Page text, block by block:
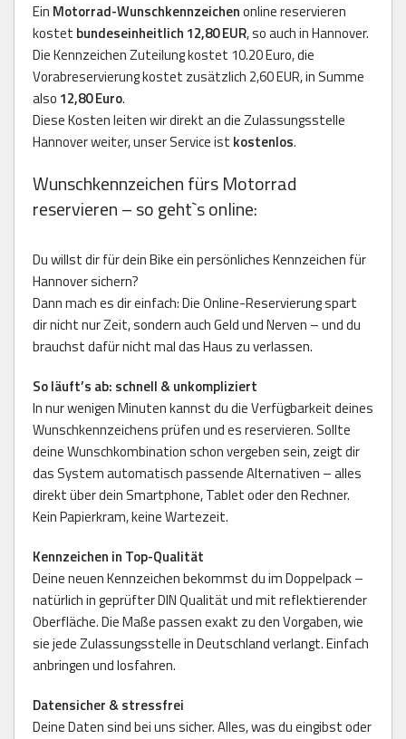
Ein Motorrad-Wunschkennzeichenonline reservieren
kostet bundeseinheitlich 12,80 EUR, so auch in Hannover.
Die Kennzeichen Zuteilung kostet 10.20 Euro, die
Vorabreservierung kostet zusätzlich 2,60 EUR, in Summe
also 12,80 Euro.
Diese Kosten leiten wir direkt an die Zulassungsstelle
Hannover weiter, unser Service ist kostenlos.
Wunschkennzeichen fürs Motorrad
reservieren – so geht`s online:
Du willst dir für dein Bike ein persönliches Kennzeichen für
Hannover sichern?
Dann mach es dir einfach: Die Online-Reservierung spart
dir nicht nur Zeit, sondern auch Geld und Nerven – und du
brauchst dafür nicht mal das Haus zu verlassen.
So läuft’s ab: schnell & unkompliziert
In nur wenigen Minuten kannst du die Verfügbarkeit deines
Wunschkennzeichens prüfen und es reservieren. Sollte
deine Wunschkombination schon vergeben sein, zeigt dir
das System automatisch passende Alternativen – alles
direkt über dein Smartphone, Tablet oder den Rechner.
Kein Papierkram, keine Wartezeit.
Kennzeichen in Top-Qualität
Deine neuen Kennzeichen bekommst du im Doppelpack –
natürlich in geprüfter DIN Qualität und mit reflektierender
Oberfläche. Die Maße passen exakt zu den Vorgaben, wie
sie jede Zulassungsstelle in Deutschland verlangt. Einfach
anbringen und losfahren.
Datensicher & stressfrei
Deine Daten sind bei uns sicher. Alles, was du eingibst oder